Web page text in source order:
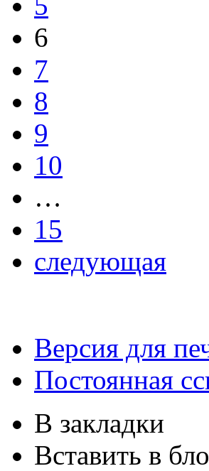
6
7
8
9
10
…
15
следующая
Версия для
Постоянная
В закладки
Вставить в